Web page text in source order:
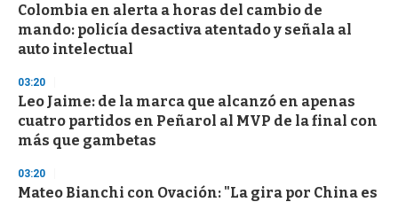
Colombia en alerta a horas del cambio de
mando: policía desactiva atentado y señala al
auto intelectual
03:20
Leo Jaime: de la marca que alcanzó en apenas
cuatro partidos en Peñarol al MVP de la final con
más que gambetas
03:20
Mateo Bianchi con Ovación: "La gira por China es